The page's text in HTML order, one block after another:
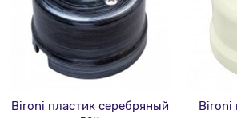
Bironi пластик серебряный
Bironi